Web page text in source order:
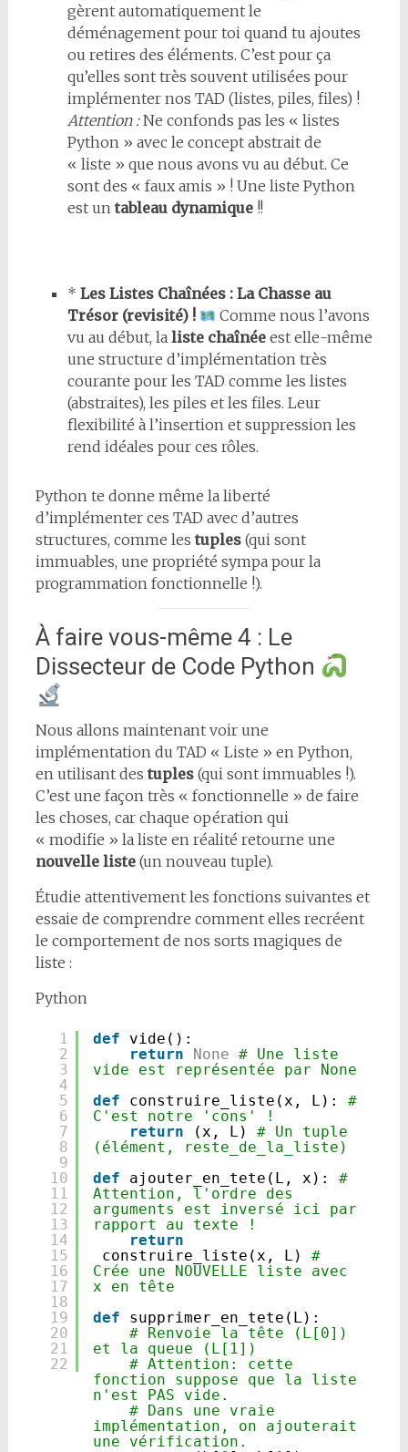
gèrent automatiquement le
déménagement pour toi quand tu ajoutes
ou retires des éléments. C’est pour ça
qu’elles sont très souvent utilisées pour
implémenter nos TAD (listes, piles, files) !
Attention :Ne confonds pas les « listes
Python » avec le concept abstrait de
« liste » que nous avons vu au début. Ce
sont des « faux amis » ! Une liste Python
est untableau dynamique!!
* Les Listes Chaînées : La Chasse au
Trésor (revisité) !
Comme nous l’avons
vu au début, la liste chaînéeest elle-même
une structure d’implémentation très
courante pour les TAD comme les listes
(abstraites), les piles et les files. Leur
flexibilité à l’insertion et suppression les
rend idéales pour ces rôles.
Python te donne même la liberté
d’implémenter ces TAD avec d’autres
structures, comme lestuples(qui sont
immuables, une propriété sympa pour la
programmation fonctionnelle !).
À faire vous-même 4 : Le
Dissecteur de Code Python
Nous allons maintenant voir une
implémentation du TAD « Liste » en Python,
en utilisant destuples(qui sont immuables !).
C’est une façon très « fonctionnelle » de faire
les choses, car chaque opération qui
« modifie » la liste en réalité retourne une
nouvelle liste(un nouveau tuple).
Étudie attentivement les fonctions suivantes et
essaie de comprendre comment elles recréent
le comportement de nos sorts magiques de
liste :
Python
1
2
3
4
5
6
7
8
9
10
11
12
13
14
15
16
17
18
19
20
21
22
def
vide():
return
None # Une liste
vide est représentée par None
def
construire_liste(x, L): #
C'est notre 'cons' !
return
(x, L) # Un tuple
(élément, reste_de_la_liste)
def
ajouter_en_tete(L, x): #
Attention, l'ordre des
arguments est inversé ici par
rapport au texte !
return
construire_liste(x, L) #
Crée une NOUVELLE liste avec
x en tête
def
supprimer_en_tete(L):
# Renvoie la tête (L[0])
et la queue (L[1])
# Attention: cette
fonction suppose que la liste
n'est PAS vide.
# Dans une vraie
implémentation, on ajouterait
une vérification.